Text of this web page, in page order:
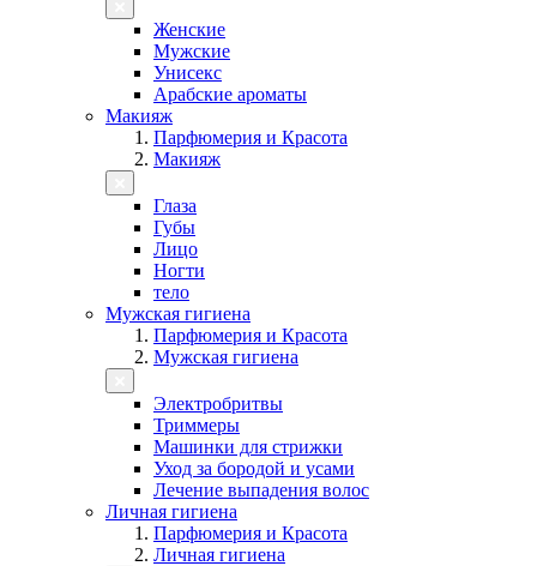
Женские
Мужские
Унисекс
Арабские ароматы
Макияж
Парфюмерия и Красота
Макияж
Глаза
Губы
Лицо
Ногти
тело
Мужская гигиена
Парфюмерия и Красота
Мужская гигиена
Электробритвы
Триммеры
Машинки для стрижки
Уход за бородой и усами
Лечение выпадения волос
Личная гигиена
Парфюмерия и Красота
Личная гигиена